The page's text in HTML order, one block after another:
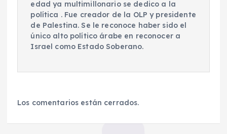
edad ya multimillonario se dedico a la
política . Fue creador de la OLP y presidente
de Palestina. Se le reconoce haber sido el
único alto político árabe en reconocer a
Israel como Estado Soberano.
Los comentarios están cerrados.